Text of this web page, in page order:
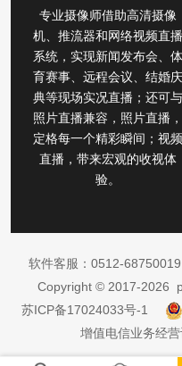
专业摄像师借助高清摄像
机、推流器和网络视频直播
系统，实现新闻发布会、体
育赛事、远程会议、结婚庆
典等现场实况直播；还可与
照片直播兼容，照片直播，
定格每一个精彩瞬间；视频
直播，带来宏观的收视体
验。
软件客服： 0512-68750019
Copyright © 2017-2026
苏ICP备17024033号-1
增值电信业务经